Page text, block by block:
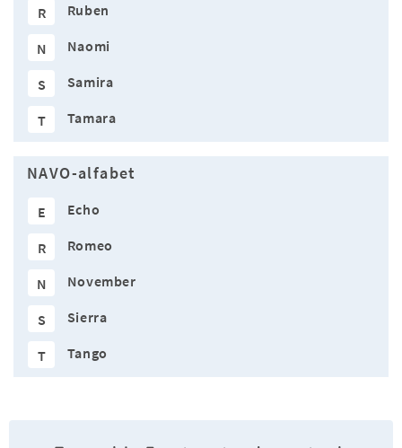
R Ruben
N Naomi
S Samira
T Tamara
NAVO-alfabet
E Echo
R Romeo
N November
S Sierra
T Tango